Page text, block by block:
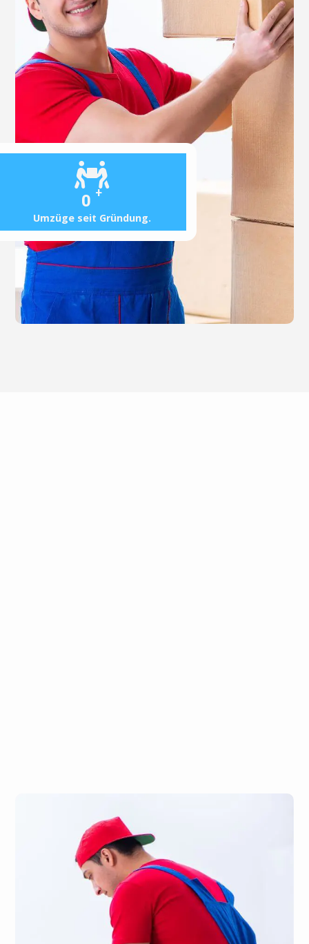
0 +
Umzüge seit Gründung.